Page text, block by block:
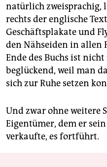
natürlich zweisprachig,
rechts der englische
Geschäftsplakate und
den Nähseiden in allen
Ende des Buchs ist
beglückend, weil man
sich zur Ruhe setzen
Und zwar ohne weitere
Eigentümer, dem er
verkaufte, es fortführt.